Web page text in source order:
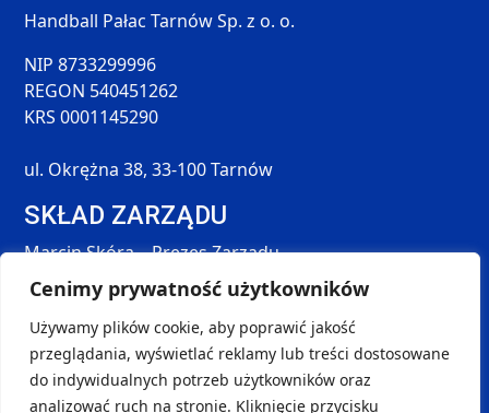
Cenimy prywatność użytkowników
Używamy plików cookie, aby poprawić jakość
przeglądania, wyświetlać reklamy lub treści dostosowane
do indywidualnych potrzeb użytkowników oraz
analizować ruch na stronie. Kliknięcie przycisku
Handball Pałac Tarnów Sp. z o. o.
NIP 8733299996
REGON 540451262
KRS 0001145290
ul. Okrężna 38, 33-100 Tarnów
SKŁAD ZARZĄDU
Marcin Skóra – Prezes Zarządu
Maciej Hołda – Członek Zarządu
Tomasz Śmieszek – Członek Zarządu
DANE KONTAKTOWE
kontakt@handball-palac.pl SOCIAL MEDIA